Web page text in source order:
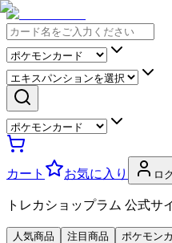
カート お気に入り ロ
トレカショップラム 公式サ
人気商品 注目商品 ポケモン